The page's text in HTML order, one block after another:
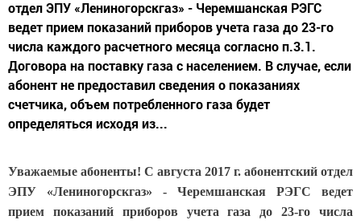
отдел ЭПУ «Лениногорскгаз» - Черемшанская РЭГС
ведет прием показаний приборов учета газа до 23-го
числа каждого расчетного месяца согласно п.3.1.
Договора на поставку газа с населением. В случае, если
абонент не предоставил сведения о показаниях
счетчика, объем потребленного газа будет
определяться исходя из...
Уважаемые абоненты! С августа 2017 г. абонентский отдел
ЭПУ «Лениногорскгаз» - Черемшанская РЭГС ведет
прием показаний приборов учета газа до 23-го числа